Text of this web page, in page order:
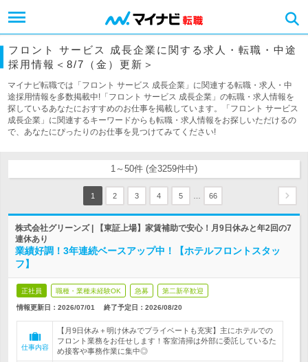
フロント サービス 成長企業に関する求人・転職・中途
採用情報＜8/7（金）更新＞
マイナビ転職では「フロント サービス 成長企業」に関連する転職・求人・中
途採用情報を多数掲載中!「フロント サービス 成長企業」の転職・求人情報を
探しているあなたにおすすめのお仕事を掲載しています。「フロント サービス
成長企業」に関連するキーワードからも転職・求人情報をお探しいただけるの
で、あなたにぴったりのお仕事を見つけてみてください!
1～50件 (全3259件中)
1 2 3 4 5 66
株式会社グリーンズ | 【東証上場】家賃補助で安心！月9日休みと年2回の7
連休あり
業績好調！3年連続ベースアップ中！【ホテルフロントスタッ
フ】
正社員 職種・業種未経験OK 急募 第二新卒歓迎
情報更新日：2026/07/01 終了予定日： 2026/08/20
仕事内容
【月9日休み＋明け休みでプライベートも充実】主にホテルでの
フロント業務をお任せします！客室清掃は外部に委託しているた
め接客や事務作業に集中◎